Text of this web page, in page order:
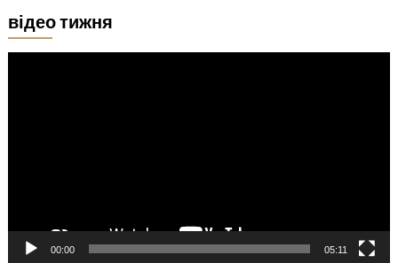
відео тижня
00:00 05:11